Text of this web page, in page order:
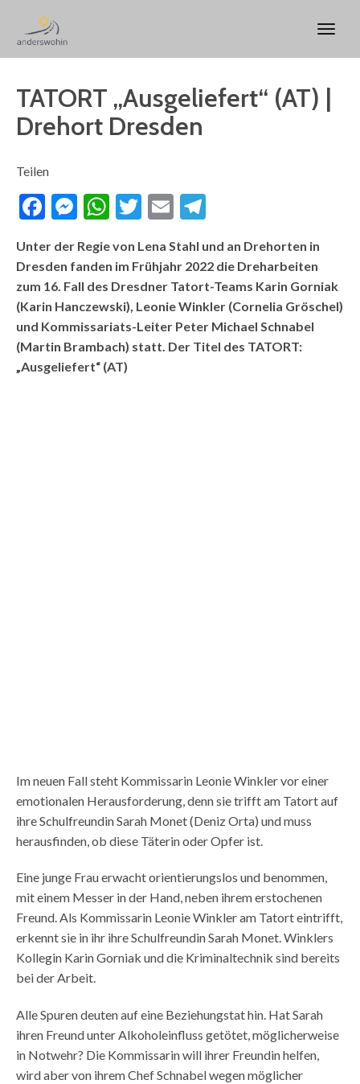
TATORT „Ausgeliefert“ (AT) |
Drehort Dresden
Teilen
Facebook
Messenger
WhatsApp
Twitter
Email
Unter der Regie von Lena Stahl und an Drehorten in
Dresden fanden im Frühjahr 2022 die Dreharbeiten
zum 16. Fall des Dresdner Tatort-Teams Karin Gorniak
(Karin Hanczewski), Leonie Winkler (Cornelia Gröschel)
und Kommissariats-Leiter Peter Michael Schnabel
(Martin Brambach) statt. Der Titel des TATORT:
„Ausgeliefert“ (AT)
Im neuen Fall steht Kommissarin Leonie Winkler vor einer
emotionalen Herausforderung, denn sie trifft am Tatort auf
ihre Schulfreundin Sarah Monet (Deniz Orta) und muss
herausfinden, ob diese Täterin oder Opfer ist.
Eine junge Frau erwacht orientierungslos und benommen,
mit einem Messer in der Hand, neben ihrem erstochenen
Freund. Als Kommissarin Leonie Winkler am Tatort eintrifft,
erkennt sie in ihr ihre Schulfreundin Sarah Monet. Winklers
Kollegin Karin Gorniak und die Kriminaltechnik sind bereits
bei der Arbeit.
Alle Spuren deuten auf eine Beziehungstat hin. Hat Sarah
ihren Freund unter Alkoholeinfluss getötet, möglicherweise
in Notwehr? Die Kommissarin will ihrer Freundin helfen,
wird aber von ihrem Chef Schnabel wegen möglicher